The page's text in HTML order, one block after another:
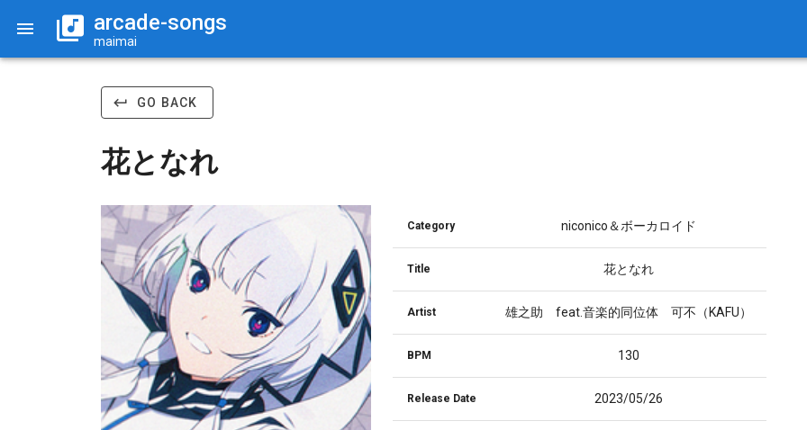
arcade-songs
maimai
GO BACK
花となれ
Category niconico＆ボーカロイド
Title 花となれ
Artist 雄之助 feat.音楽的同位体 可不（KAFU）
BPM 130
Release Date 2023/05/26